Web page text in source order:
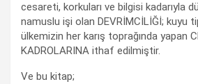
cesareti, korkuları ve bilgisi kadarıyla
namuslu işi olan DEVRİMCİLİĞİ; kuyu
ülkemizin her karış toprağında yapan
KADROLARINA ithaf edilmiştir.
Ve bu kitap;